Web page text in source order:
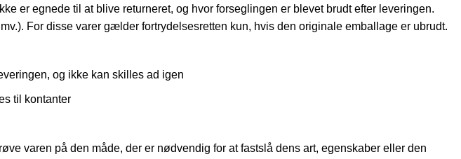
er egnede til at blive returneret, og hvor forseglingen er blevet brudt efter leveringen.
For disse varer gælder fortrydelsesretten kun, hvis den originale emballage er ubrudt.
og ikke kan skilles ad igen
til kontanter
varen på den måde, der er nødvendig for at fastslå dens art, egenskaber eller den